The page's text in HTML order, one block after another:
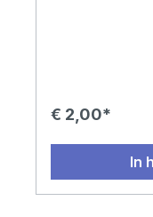
€ 2,00*
In